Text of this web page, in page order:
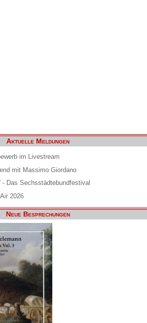
Aktuelle Meldungen
im Livestream
mit Massimo Giordano
- Das Sechsstädtebundfestival
2026
Neue Besprechungen